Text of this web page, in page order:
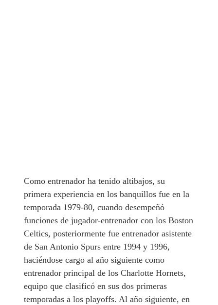
Como entrenador ha tenido altibajos, su
primera experiencia en los banquillos fue en la
temporada 1979-80, cuando desempeñó
funciones de jugador-entrenador con los Boston
Celtics, posteriormente fue entrenador asistente
de San Antonio Spurs entre 1994 y 1996,
haciéndose cargo al año siguiente como
entrenador principal de los Charlotte Hornets,
equipo que clasificó en sus dos primeras
temporadas a los playoffs. Al año siguiente, en